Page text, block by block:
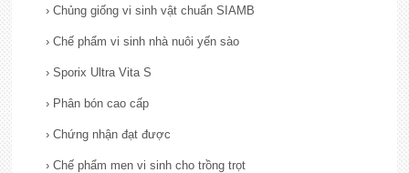
› Chủng giống vi sinh vật chuẩn SIAMB
› Chế phẩm vi sinh nhà nuôi yến sào
› Sporix Ultra Vita S
› Phân bón cao cấp
› Chứng nhận đạt được
› Chế phẩm men vi sinh cho trồng trọt